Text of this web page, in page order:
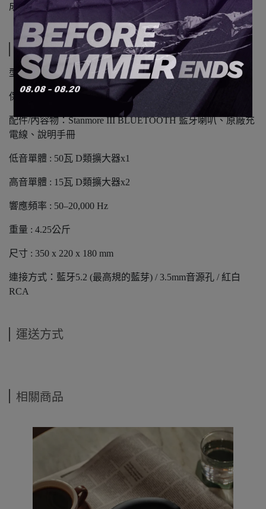
成圖片顏色呈現略有不同，請以實品顏色為準。
規格說明
型號：Marshall Stanmore III
保固：12個月
配件/內容物：Stanmore III BLUETOOTH 藍牙喇叭、原廠充
電線、說明手冊
低音單體 : 50瓦 D類擴大器x1
高音單體 : 15瓦 D類擴大器x2
響應頻率 : 50–20,000 Hz
重量 : 4.25公斤
尺寸 : 350 x 220 x 180 mm
連接方式：藍牙5.2 (最高規的藍芽) / 3.5mm音源孔 / 紅白
RCA
運送方式
相關商品